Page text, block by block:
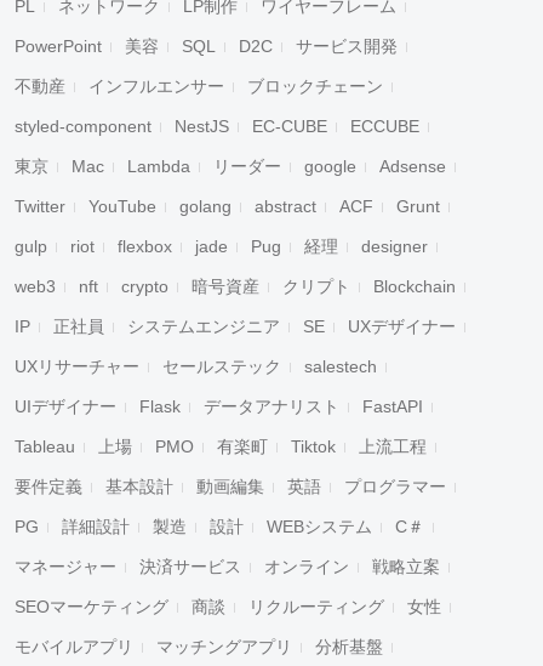
PL ネットワーク LP制作 ワイヤーフレーム
PowerPoint 美容 SQL D2C サービス開発
不動産 インフルエンサー ブロックチェーン
styled-component NestJS EC-CUBE ECCUBE
東京 Mac Lambda リーダー google Adsense
Twitter YouTube golang abstract ACF Grunt
gulp riot flexbox jade Pug 経理 designer
web3 nft crypto 暗号資産 クリプト Blockchain
IP 正社員 システムエンジニア SE UXデザイナー
UXリサーチャー セールステック salestech
UIデザイナー Flask データアナリスト FastAPI
Tableau 上場 PMO 有楽町 Tiktok 上流工程
要件定義 基本設計 動画編集 英語 プログラマー
PG 詳細設計 製造 設計 WEBシステム C＃
マネージャー 決済サービス オンライン 戦略立案
SEOマーケティング 商談 リクルーティング 女性
モバイルアプリ マッチングアプリ 分析基盤